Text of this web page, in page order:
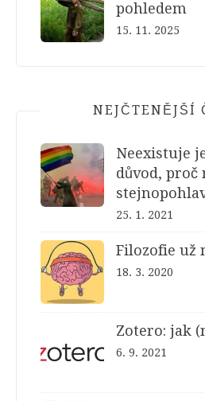
pohledem
15. 11. 2025
NEJČTENĚJŠÍ
Neexistuje
důvod, proč
25. 1. 2021
Filozofie už
18. 3. 2020
Zotero: jak
6. 9. 2021